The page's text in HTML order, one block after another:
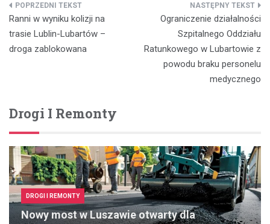
Nawigacja
wpisu
Ranni w wyniku kolizji na
trasie Lublin-Lubartów –
droga zablokowana
Ograniczenie działalności
Szpitalnego Oddziału
Ratunkowego w Lubartowie z
powodu braku personelu
medycznego
Drogi I Remonty
DROGI I REMONTY
Nowy most w Luszawie otwarty dla